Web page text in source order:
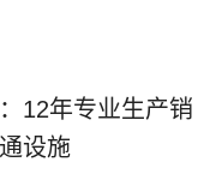
12年专业生产销
设施